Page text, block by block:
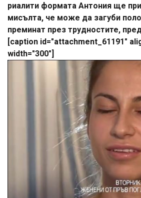
риалити формата Антония ще
мисълта, че може да загуби
преминат през трудностите,
[caption id="attachment_61191"
width="300"]